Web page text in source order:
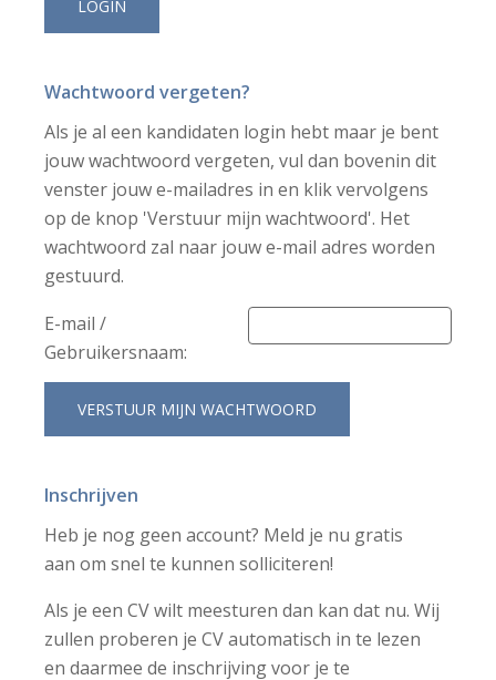
Wachtwoord vergeten?
Als je al een kandidaten login hebt maar je bent
jouw wachtwoord vergeten, vul dan bovenin dit
venster jouw e-mailadres in en klik vervolgens
op de knop 'Verstuur mijn wachtwoord'. Het
wachtwoord zal naar jouw e-mail adres worden
gestuurd.
E-mail /
Gebruikersnaam:
Inschrijven
Heb je nog geen account? Meld je nu gratis
aan om snel te kunnen solliciteren!
Als je een CV wilt meesturen dan kan dat nu. Wij
zullen proberen je CV automatisch in te lezen
en daarmee de inschrijving voor je te